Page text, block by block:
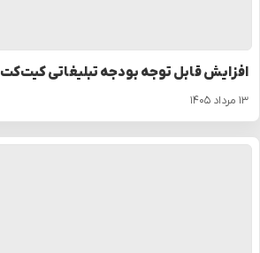
افزایش قابل توجه بودجه تبلیغاتی کیت‌کت
۱۳ مرداد ۱۴۰۵